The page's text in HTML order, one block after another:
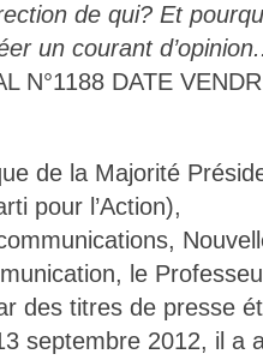
de qui? Et
un courant
N°1188 DATE
de la Majorité
pour l’Action),
le
des titres de presse
septembre 2012, il a